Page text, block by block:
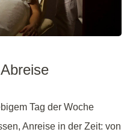
Tag der Woche
Anreise in der Zeit: von